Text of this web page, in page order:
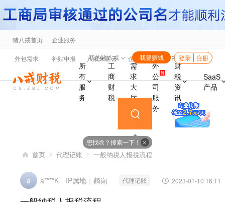
猪八戒首页 企业服务
外包需求 补贴申报 八戒来客云 企业福利 APP
我的猪八戒 我要赚钱 登录 注册
所
有
服
务
工
商
财
税
需
求
大
厅
海
外
公
司
服
务
财
税
资
讯
SaaS
产品
想找啥？搜索一下！
首页 代理记账 一般纳税人报税流程
a a****K IP属地：鹤岗 代理记账 2023-01-10 16:11